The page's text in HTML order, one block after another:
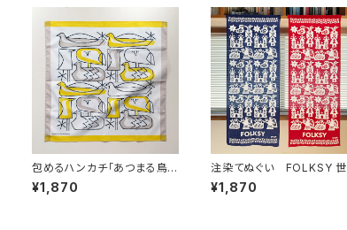
包めるハンカチ「あつまる鳥た
ち」
¥1,870
注染てぬぐい FOLKSY 世
界の民芸
¥1,870